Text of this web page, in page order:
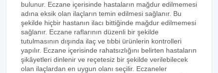
bulunur. Eczane içerisinde hastaların mağdur edilmemesi
adına eksik olan ilaçların temin edilmesi sağlanır. Bu
şekilde hiçbir hastanın ilacı bittiğinde mağdur edilmemesi
sağlanır. Eczane raflarının düzenli bir şekilde
tutulmasının dışında ilaç ve tıbbi ürünlerin kontrolleri
yapılır. Eczane içerisinde rahatsızlığını belirten hastaların
şikâyetleri dinlenir ve reçetesiz bir şekilde verilebilecek
olan ilaçlardan en uygun olanı seçilir. Eczaneler